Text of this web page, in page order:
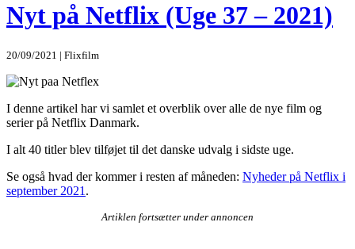
Nyt på Netflix (Uge 37 – 2021)
20/09/2021 | Flixfilm
I denne artikel har vi samlet et overblik over alle de nye film og
serier på Netflix Danmark.
I alt 40 titler blev tilføjet til det danske udvalg i sidste uge.
Se også hvad der kommer i resten af måneden: Nyheder på Netflix i
september 2021 .
Artiklen fortsætter under annoncen